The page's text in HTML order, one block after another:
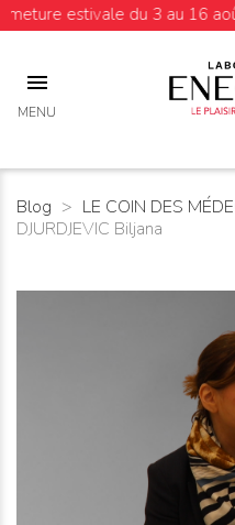
du 3 au 16 août

MENU
Blog LE COIN DES
DJURDJEVIC Biljana